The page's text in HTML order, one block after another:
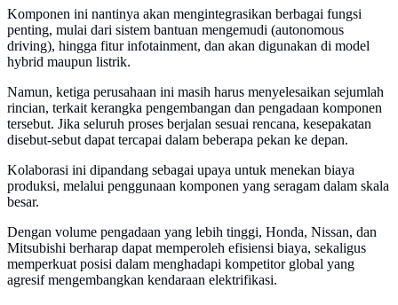
Komponen ini nantinya akan mengintegrasikan berbagai fungsi
penting, mulai dari sistem bantuan mengemudi (autonomous
driving), hingga fitur infotainment, dan akan digunakan di model
hybrid maupun listrik.
Namun, ketiga perusahaan ini masih harus menyelesaikan sejumlah
rincian, terkait kerangka pengembangan dan pengadaan komponen
tersebut. Jika seluruh proses berjalan sesuai rencana, kesepakatan
disebut-sebut dapat tercapai dalam beberapa pekan ke depan.
Kolaborasi ini dipandang sebagai upaya untuk menekan biaya
produksi, melalui penggunaan komponen yang seragam dalam skala
besar.
Dengan volume pengadaan yang lebih tinggi, Honda, Nissan, dan
Mitsubishi berharap dapat memperoleh efisiensi biaya, sekaligus
memperkuat posisi dalam menghadapi kompetitor global yang
agresif mengembangkan kendaraan elektrifikasi.